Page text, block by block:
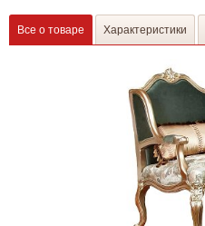
Все о товаре Характеристики